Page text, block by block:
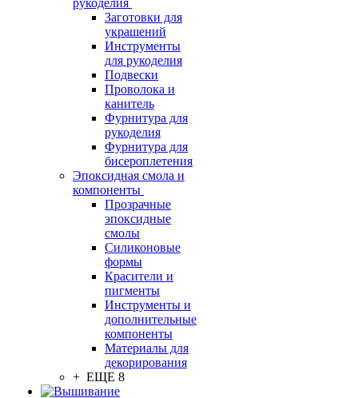
рукоделия
Заготовки для
украшений
Инструменты
для рукоделия
Подвески
Проволока и
канитель
Фурнитура для
рукоделия
Фурнитура для
бисероплетения
Эпоксидная смола и
компоненты
Прозрачные
эпоксидные
смолы
Силиконовые
формы
Красители и
пигменты
Инструменты и
дополнительные
компоненты
Материалы для
декорирования
+ ЕЩЕ 8